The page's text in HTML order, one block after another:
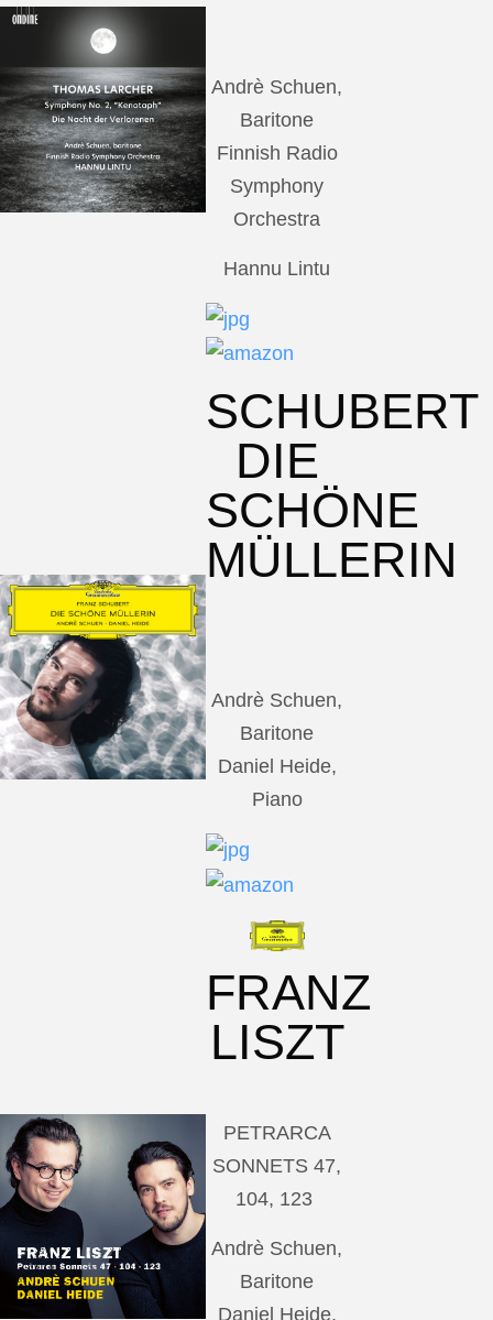
Andrè Schuen,
Baritone
Finnish Radio
Symphony
Orchestra
Hannu Lintu
SCHUBERT
DIE
SCHÖNE
MÜLLERIN
Andrè Schuen,
Baritone
Daniel Heide,
Piano
FRANZ
LISZT
PETRARCA
SONNETS 47,
104, 123
Andrè Schuen,
Baritone
Daniel Heide,